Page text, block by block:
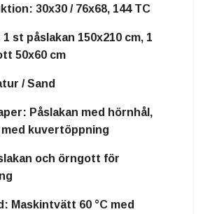
30x30 / 76x68, 144 TC
1 st påslakan 150x210 cm, 1
50x60 cm
/ Sand
Påslakan med hörnhål,
kuvertöppning
och örngott för
Maskintvätt 60 °C med